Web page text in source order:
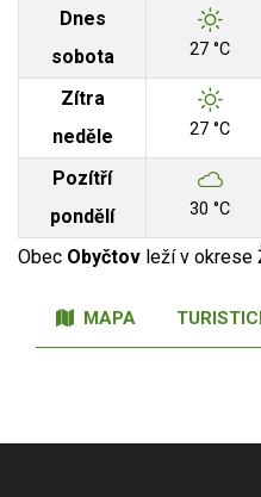
Dnes
sobota
27 °C
Zítra
neděle
27 °C
Pozítří
pondělí
30 °C
Obec Obyčtov leží v okrese
MAPA